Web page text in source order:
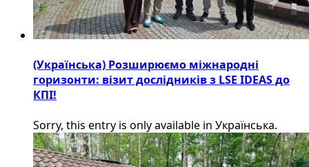
(Українська) Розширюємо міжнародні
горизонти: візит дослідників з LSE IDEAS до
КПІ!
Sorry, this entry is only available in Українська.